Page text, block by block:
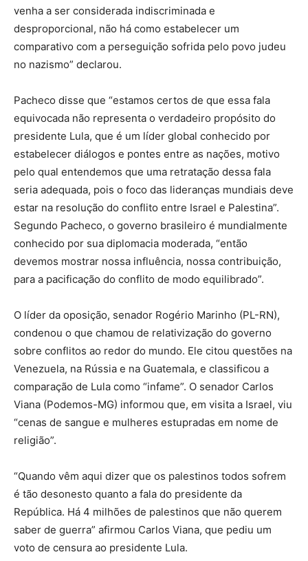
venha a ser considerada indiscriminada e
desproporcional, não há como estabelecer um
comparativo com a perseguição sofrida pelo povo judeu
no nazismo” declarou.
Pacheco disse que “estamos certos de que essa fala
equivocada não representa o verdadeiro propósito do
presidente Lula, que é um líder global conhecido por
estabelecer diálogos e pontes entre as nações, motivo
pelo qual entendemos que uma retratação dessa fala
seria adequada, pois o foco das lideranças mundiais deve
estar na resolução do conflito entre Israel e Palestina”.
Segundo Pacheco, o governo brasileiro é mundialmente
conhecido por sua diplomacia moderada, “então
devemos mostrar nossa influência, nossa contribuição,
para a pacificação do conflito de modo equilibrado”.
O líder da oposição, senador Rogério Marinho (PL-RN),
condenou o que chamou de relativização do governo
sobre conflitos ao redor do mundo. Ele citou questões na
Venezuela, na Rússia e na Guatemala, e classificou a
comparação de Lula como “infame”. O senador Carlos
Viana (Podemos-MG) informou que, em visita a Israel, viu
“cenas de sangue e mulheres estupradas em nome de
religião”.
“Quando vêm aqui dizer que os palestinos todos sofrem
é tão desonesto quanto a fala do presidente da
República. Há 4 milhões de palestinos que não querem
saber de guerra” afirmou Carlos Viana, que pediu um
voto de censura ao presidente Lula.